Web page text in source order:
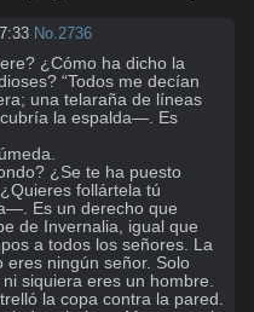
No.2736
¿Cómo ha dicho la
“Todos me decían
una telaraña de líneas
la espalda—. Es
¿Se te ha puesto
follártela tú
Es un derecho que
de Invernalia, igual que
a todos los señores. La
eres ningún señor. Solo
siquiera eres un hombre.
la copa contra la pared.